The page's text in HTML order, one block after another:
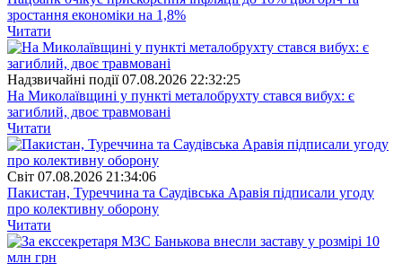
зростання економіки на 1,8%
Читати
Надзвичайні події 07.08.2026 22:32:25
На Миколаївщині у пункті металобрухту стався вибух: є
загиблий, двоє травмовані
Читати
Свiт 07.08.2026 21:34:06
Пакистан, Туреччина та Саудівська Аравія підписали угоду
про колективну оборону
Читати